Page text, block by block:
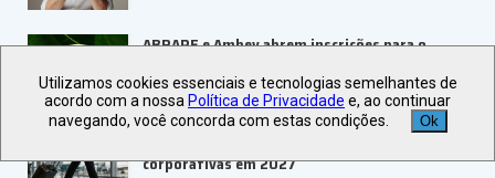
ABRAPE e Ambev abrem inscrições para o
corporativas em 2027
Utilizamos cookies essenciais e tecnologias semelhantes de
acordo com a nossa Política de Privacidade e, ao continuar
navegando, você concorda com estas condições.
Ok